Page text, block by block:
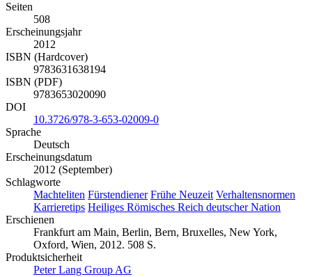
Seiten
508
Erscheinungsjahr
2012
ISBN (Hardcover)
9783631638194
ISBN (PDF)
9783653020090
DOI
10.3726/978-3-653-02009-0
Sprache
Deutsch
Erscheinungsdatum
2012 (September)
Schlagworte
Machteliten Fürstendiener Frühe Neuzeit Verhaltensnormen
Karrieretips Heiliges Römisches Reich deutscher Nation
Erschienen
Frankfurt am Main, Berlin, Bern, Bruxelles, New York,
Oxford, Wien, 2012. 508 S.
Produktsicherheit
Peter Lang Group AG